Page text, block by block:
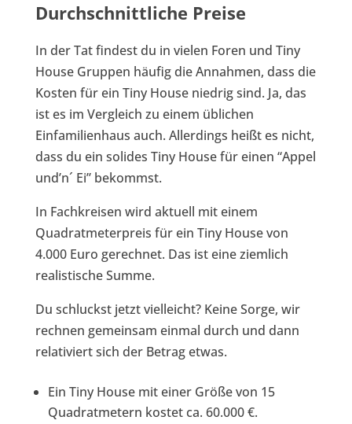
Durchschnittliche Preise
In der Tat findest du in vielen Foren und Tiny
House Gruppen häufig die Annahmen, dass die
Kosten für ein Tiny House niedrig sind. Ja, das
ist es im Vergleich zu einem üblichen
Einfamilienhaus auch. Allerdings heißt es nicht,
dass du ein solides Tiny House für einen “Appel
und’n´ Ei” bekommst.
In Fachkreisen wird aktuell mit einem
Quadratmeterpreis für ein Tiny House von
4.000 Euro gerechnet. Das ist eine ziemlich
realistische Summe.
Du schluckst jetzt vielleicht? Keine Sorge, wir
rechnen gemeinsam einmal durch und dann
relativiert sich der Betrag etwas.
Ein Tiny House mit einer Größe von 15
Quadratmetern kostet ca. 60.000 €.